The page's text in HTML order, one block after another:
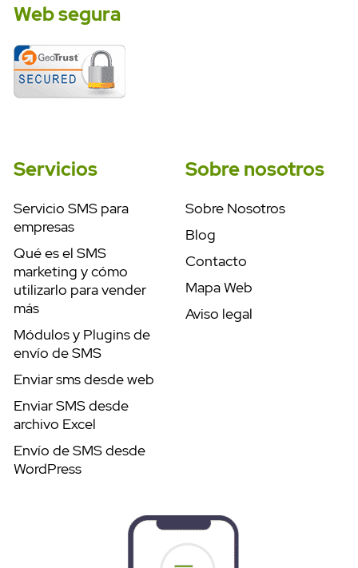
Web segura
Servicios
Servicio SMS para
empresas
Qué es el SMS
marketing y cómo
utilizarlo para vender
más
Módulos y Plugins de
envío de SMS
Enviar sms desde web
Enviar SMS desde
archivo Excel
Envío de SMS desde
WordPress
Sobre nosotros
Sobre Nosotros
Blog
Contacto
Mapa Web
Aviso legal